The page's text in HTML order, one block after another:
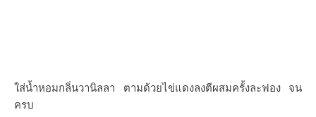
ใส่น้ำหอมกลิ่นวานิลลา ตามด้วยไข่แดงลงตีผสมครั้งละฟอง จน
ครบ